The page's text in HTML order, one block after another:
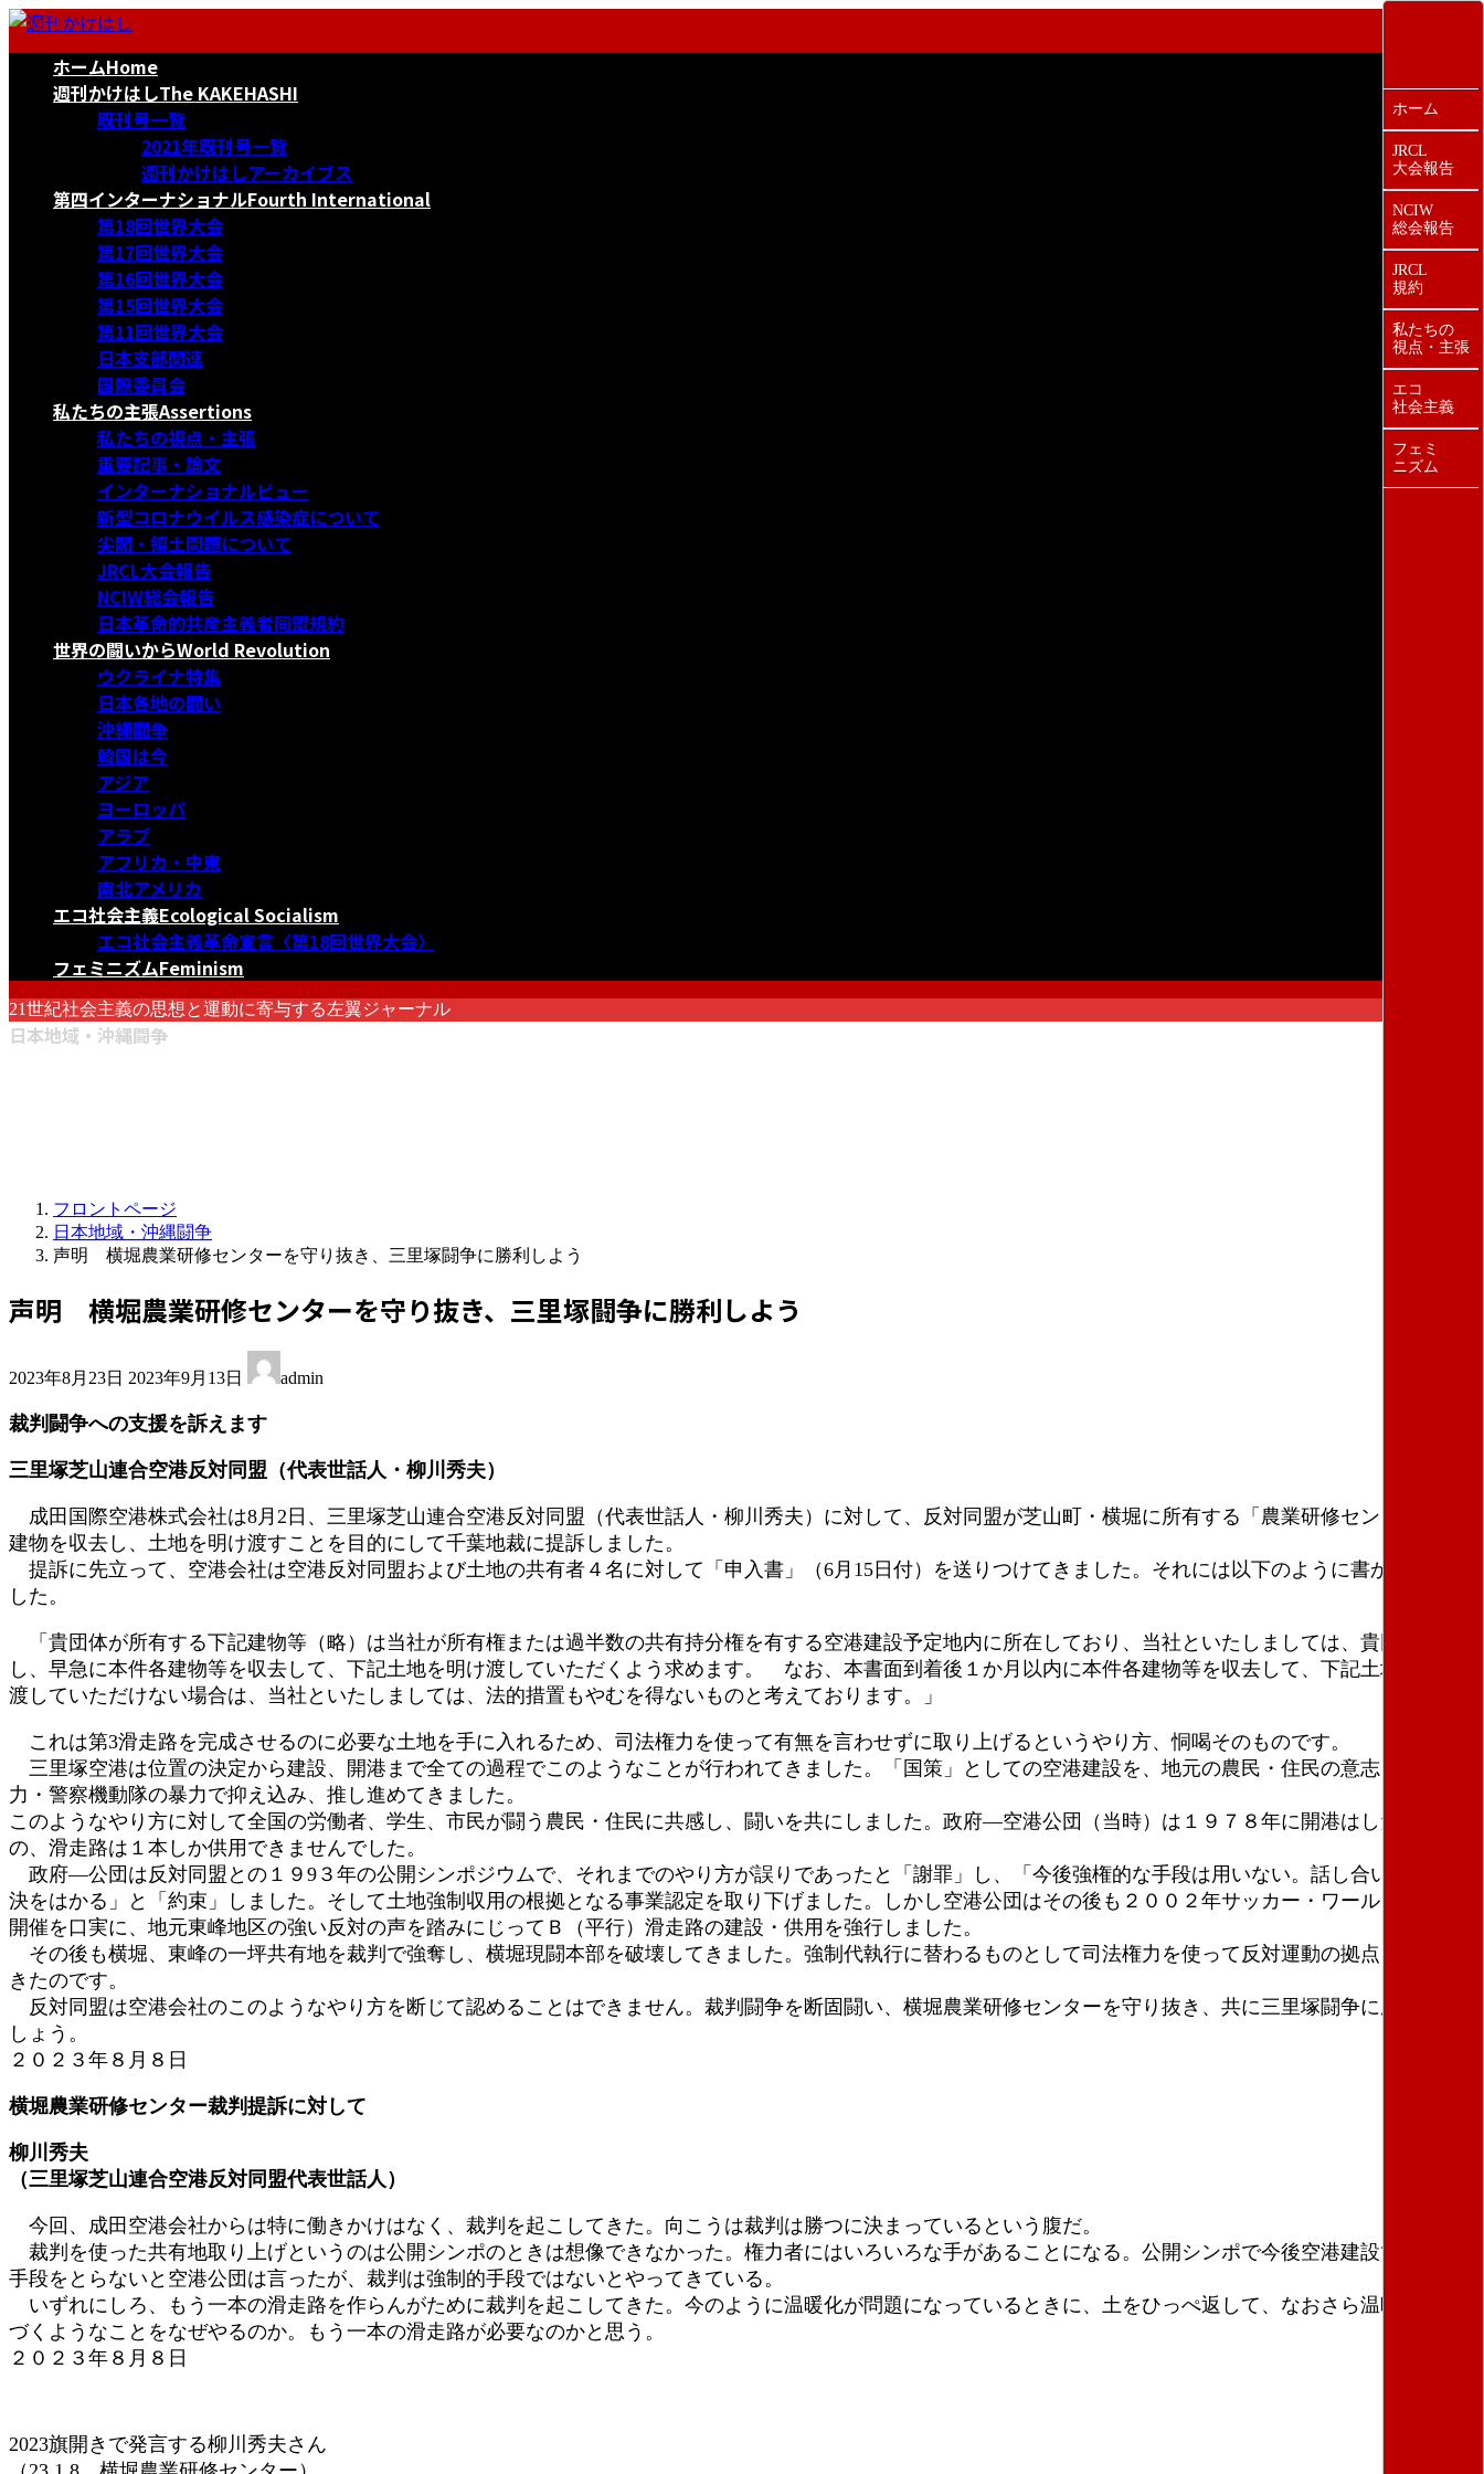
コ
ナ
ホームHome
週刊かけはしThe KAKEHASHI
既刊号一覧
2021年既刊号一覧
週刊かけはしアーカイブス
第四インターナショナルFourth International
第18回世界大会
第17回世界大会
第16回世界大会
第15回世界大会
第11回世界大会
日本支部関連
国際委員会
私たちの主張Assertions
私たちの視点・主張
重要記事・論文
インターナショナルビュー
新型コロナウイルス感染症について
尖閣・領土問題について
JRCL大会報告
NCIW総会報告
日本革命的共産主義者同盟規約
世界の闘いからWorld Revolution
ウクライナ特集
日本各地の闘い
沖縄闘争
韓国は今
アジア
ヨーロッパ
アラブ
アフリカ・中東
南北アメリカ
エコ社会主義Ecological Socialism
エコ社会主義革命宣言〈第18回世界大会〉
フェミニズムFeminism
21世紀社会主義の思想と運動に寄与する左翼ジャーナル
日本地域・沖縄闘争
フロントページ
日本地域・沖縄闘争
声明 横堀農業研修センターを守り抜き、三里塚闘争に勝利しよう
声明 横堀農業研修センターを守り抜き、三里塚闘争に勝利しよう
2023年8月23日 終
新
時
2023年9月13日 admin
裁判闘争への支援を訴えます
三里塚芝山連合空港反対同盟（代表世話人・柳川秀夫）
成田国際空港株式会社は8月2日、三里塚芝山連合空港反対同盟（代表世話人・柳川秀夫）に対して、反対同盟が芝山町・横堀に所有する「農業研修センター」の
建物を収去し、土地を明け渡すことを目的にして千葉地裁に提訴しました。
提訴に先立って、空港会社は空港反対同盟および土地の共有者４名に対して「申入書」（6月15日付）を送りつけてきました。それには以下のように書かれていま
した。
「貴団体が所有する下記建物等（略）は当社が所有権または過半数の共有持分権を有する空港建設予定地内に所在しており、当社といたしましては、貴団体に対
し、早急に本件各建物等を収去して、下記土地を明け渡していただくよう求めます。 なお、本書面到着後１か月以内に本件各建物等を収去して、下記土地を明け
渡していただけない場合は、当社といたしましては、法的措置もやむを得ないものと考えております。」
これは第3滑走路を完成させるのに必要な土地を手に入れるため、司法権力を使って有無を言わせずに取り上げるというやり方、恫喝そのものです。
三里塚空港は位置の決定から建設、開港まで全ての過程でこのようなことが行われてきました。「国策」としての空港建設を、地元の農民・住民の意志を国家権
力・警察機動隊の暴力で抑え込み、推し進めてきました。
このようなやり方に対して全国の労働者、学生、市民が闘う農民・住民に共感し、闘いを共にしました。政府―空港公団（当時）は１９７８年に開港はしたもの
の、滑走路は１本しか供用できませんでした。
政府―公団は反対同盟との１９9３年の公開シンポジウムで、それまでのやり方が誤りであったと「謝罪」し、「今後強権的な手段は用いない。話し合いによる解
決をはかる」と「約束」しました。そして土地強制収用の根拠となる事業認定を取り下げました。しかし空港公団はその後も２００２年サッカー・ワールドカップ
開催を口実に、地元東峰地区の強い反対の声を踏みにじってＢ（平行）滑走路の建設・供用を強行しました。
その後も横堀、東峰の一坪共有地を裁判で強奪し、横堀現闘本部を破壊してきました。強制代執行に替わるものとして司法権力を使って反対運動の拠点を潰して
きたのです。
反対同盟は空港会社のこのようなやり方を断じて認めることはできません。裁判闘争を断固闘い、横堀農業研修センターを守り抜き、共に三里塚闘争に勝利しま
しょう。
２０２３年８月８日
横堀農業研修センター裁判提訴に対して
柳川秀夫
（三里塚芝山連合空港反対同盟代表世話人）
今回、成田空港会社からは特に働きかけはなく、裁判を起こしてきた。向こうは裁判は勝つに決まっているという腹だ。
裁判を使った共有地取り上げというのは公開シンポのときは想像できなかった。権力者にはいろいろな手があることになる。公開シンポで今後空港建設で強制的
手段をとらないと空港公団は言ったが、裁判は強制的手段ではないとやってきている。
いずれにしろ、もう一本の滑走路を作らんがために裁判を起こしてきた。今のように温暖化が問題になっているときに、土をひっぺ返して、なおさら温暖化に近
づくようなことをなぜやるのか。もう一本の滑走路が必要なのかと思う。
２０２３年８月８日
2023旗開きで発言する柳川秀夫さん
ホーム
JRCL
大会報告
NCIW
総会報告
JRCL
規約
私たちの
視点・主張
エコ
社会主義
フェミ
ニズム